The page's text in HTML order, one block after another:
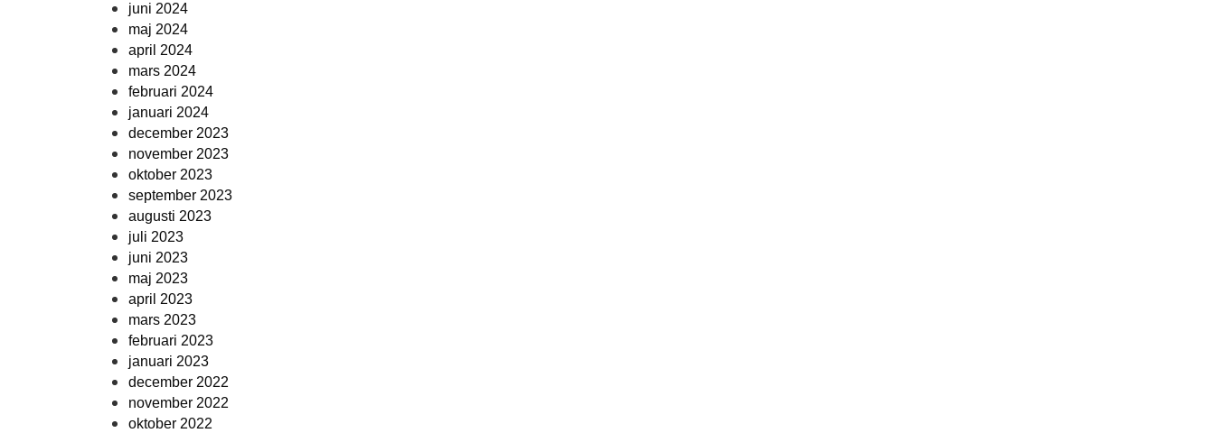
juni 2024
maj 2024
april 2024
mars 2024
februari 2024
januari 2024
december 2023
november 2023
oktober 2023
september 2023
augusti 2023
juli 2023
juni 2023
maj 2023
april 2023
mars 2023
februari 2023
januari 2023
december 2022
november 2022
oktober 2022